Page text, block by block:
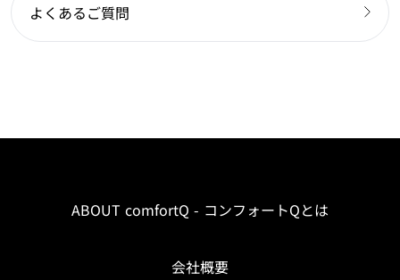
よくあるご質問
ABOUT comfortQ - コンフォートQとは
会社概要